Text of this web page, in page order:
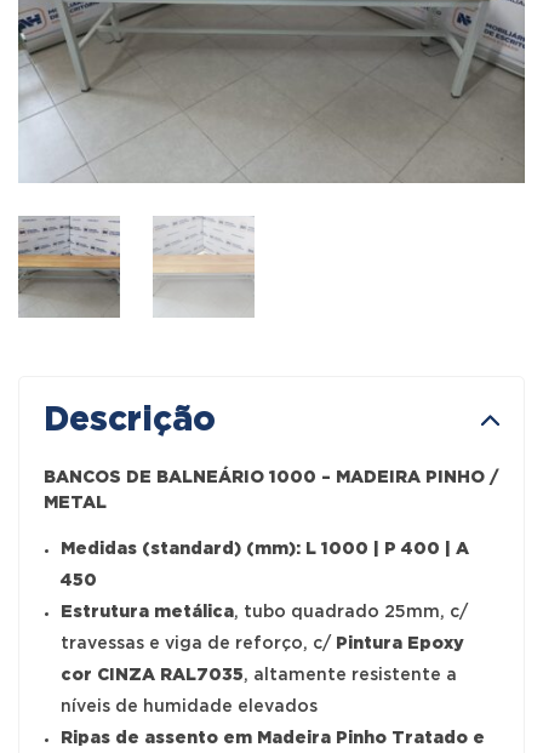
Descrição
BANCOS DE BALNEÁRIO 1000 – MADEIRA PINHO /
METAL
Medidas (standard) (mm): L 1000 | P 400 | A
450
Estrutura metálica, tubo quadrado 25mm, c/
travessas e viga de reforço, c/ Pintura Epoxy
cor CINZA RAL7035, altamente resistente a
níveis de humidade elevados
Ripas de assento em Madeira Pinho Tratado e